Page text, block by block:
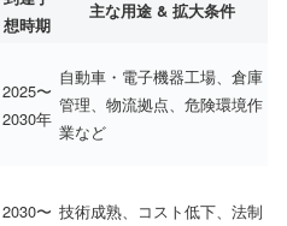
想時期
主な用途 & 拡大条件
2025〜
2030年
自動車・電子機器工場、倉庫
管理、物流拠点、危険環境作
業など
2030〜 技術成熟、コスト低下、法制